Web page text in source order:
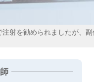
注射を勧められましたが、